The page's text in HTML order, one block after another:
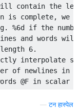
contain the
complete, we
%6d if the
and words
6.
interpolate
of newlines in
—टन हास्पेल